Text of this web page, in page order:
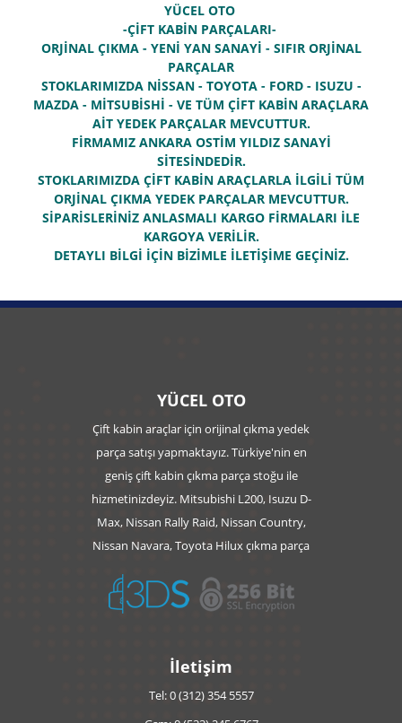
YÜCEL OTO
-ÇİFT KABİN PARÇALARI-
ORJİNAL ÇIKMA - YENİ YAN SANAYİ - SIFIR ORJİNAL
PARÇALAR
STOKLARIMIZDA NİSSAN - TOYOTA - FORD - ISUZU -
MAZDA - MİTSUBİSHİ - VE TÜM ÇİFT KABİN ARAÇLARA
AİT YEDEK PARÇALAR MEVCUTTUR.
FİRMAMIZ ANKARA OSTİM YILDIZ SANAYİ
SİTESİNDEDİR.
STOKLARIMIZDA ÇİFT KABİN ARAÇLARLA İLGİLİ TÜM
ORJİNAL ÇIKMA YEDEK PARÇALAR MEVCUTTUR.
SİPARİSLERİNİZ ANLASMALI KARGO FİRMALARI İLE
KARGOYA VERİLİR.
DETAYLI BİLGİ İÇİN BİZİMLE İLETİŞİME GEÇİNİZ.
YÜCEL OTO
Çift kabin araçlar için orijinal çıkma yedek
parça satışı yapmaktayız. Türkiye'nin en
geniş çift kabin çıkma parça stoğu ile
hizmetinizdeyiz. Mitsubishi L200, Isuzu D-
Max, Nissan Rally Raid, Nissan Country,
Nissan Navara, Toyota Hilux çıkma parça
İletişim
Tel: 0 (312) 354 5557